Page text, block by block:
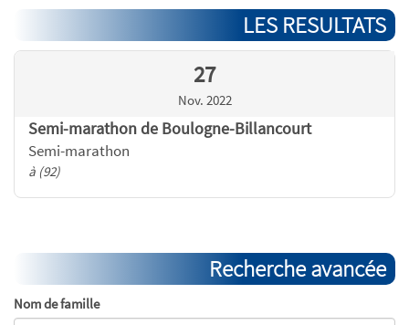
LES RESULTATS
27
Nov. 2022
Semi-marathon de Boulogne-Billancourt
Semi-marathon
à (92)
Recherche avancée
Nom de famille